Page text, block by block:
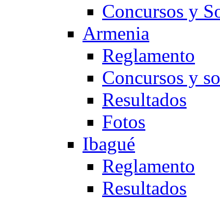
Concursos y
Armenia
Reglamento
Concursos y
Resultados
Fotos
Ibagué
Reglamento
Resultados